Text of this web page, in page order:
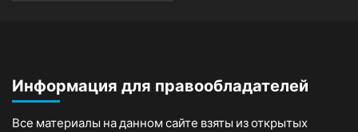
Информация для правообладателей
Все материалы на данном сайте взяты из открытых